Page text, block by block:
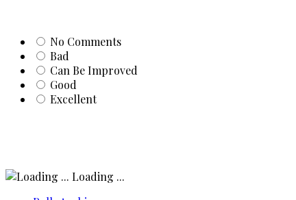
No Comments
Bad
Can Be Improved
Good
Excellent
Loading ...